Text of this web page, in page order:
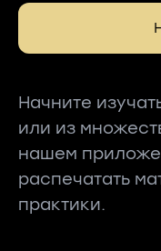
Начните
или из
нашем
распечатать
практики.